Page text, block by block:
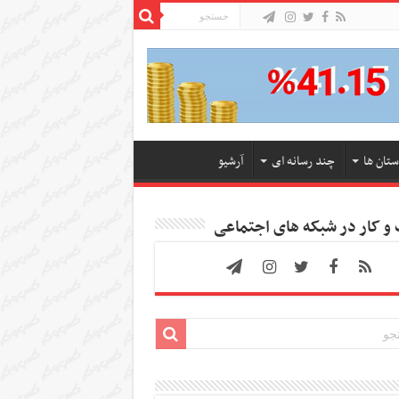
ها چند رسانه ای آرشیو
کار در شبکه های اجتماعی